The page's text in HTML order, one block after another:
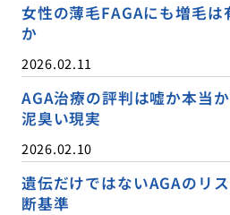
女性の薄毛FAGAにも増毛は
か
2026.02.11
AGA治療の評判は嘘か本当
泥臭い現実
2026.02.10
遺伝だけではないAGAのリ
断基準